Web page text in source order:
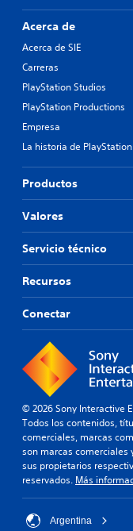
Acerca de
Acerca de SIE
Carreras
PlayStation Studios
PlayStation Productions
Empresa
La historia de PlayStation
Productos
Valores
Servicio técnico
Recursos
Conectar
© 2026 Sony Interactive
Todos los contenidos,
comerciales, marcas
son marcas
sus propietarios
reservados. Más
Argentina